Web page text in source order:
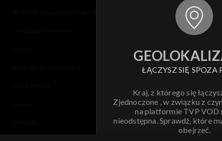
ŁĄCZYSZ SIĘ SPOZA
Kraj, z którego się
Zjednoczone , w związku z
na platformie TVP VOD
nieodstępna. Sprawdź, które
obejrzeć.